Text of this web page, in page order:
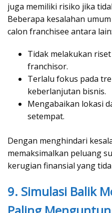
juga memiliki risiko jika
Beberapa kesalahan
calon franchisee antara lain:
Tidak melakukan
franchisor.
Terlalu fokus pada
keberlanjutan bisnis.
Mengabaikan lokasi
setempat.
Dengan menghindari
memaksimalkan peluang
kerugian finansial yang
9. Simulasi Balik